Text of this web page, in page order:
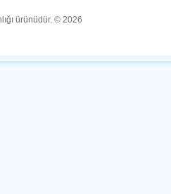
ürünüdür. © 2026